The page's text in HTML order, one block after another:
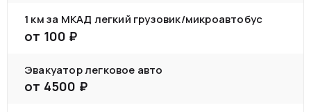
1 км за МКАД легкий грузовик/микроавтобус
от 100 ₽
Эвакуатор легковое авто
от 4500 ₽